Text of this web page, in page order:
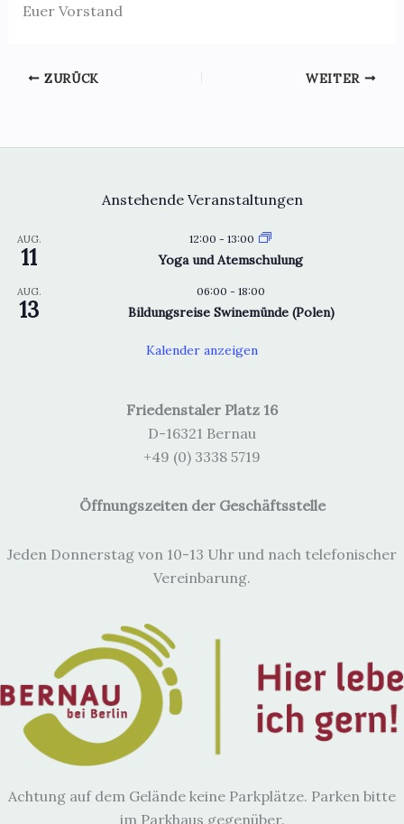
Euer Vorstand
ZURÜCK WEITER
Anstehende Veranstaltungen
AUG.
11
12:00 - 13:00
Yoga und Atemschulung
AUG.
13
06:00 - 18:00
Bildungsreise Swinemünde (Polen)
Kalender anzeigen
Friedenstaler Platz 16
D-16321 Bernau
+49 (0) 3338 5719
Öffnungszeiten der Geschäftsstelle
Jeden Donnerstag von 10-13 Uhr und nach telefonischer
Vereinbarung.
Achtung auf dem Gelände keine Parkplätze. Parken bitte
im Parkhaus gegenüber.